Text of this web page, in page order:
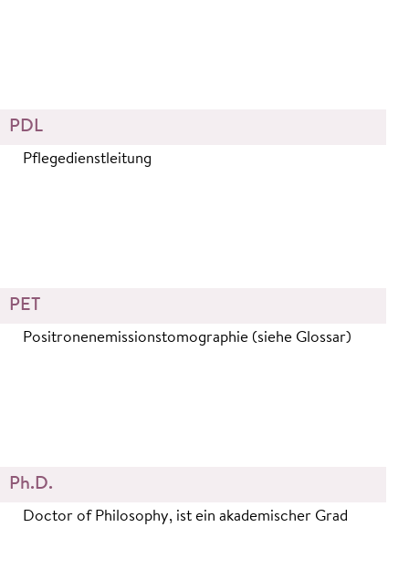
PDL
Pflegedienstleitung
PET
Positronenemissionstomographie (siehe Glossar)
Ph.D.
Doctor of Philosophy, ist ein akademischer Grad